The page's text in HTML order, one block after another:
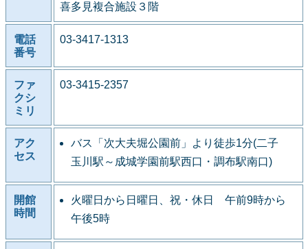
喜多見複合施設３階
電話
番号
03-3417-1313
ファ
クシ
ミリ
03-3415-2357
アク
セス
バス「次大夫堀公園前」より徒歩1分(二子
玉川駅～成城学園前駅西口・調布駅南口)
開館
時間
火曜日から日曜日、祝・休日 午前9時から
午後5時